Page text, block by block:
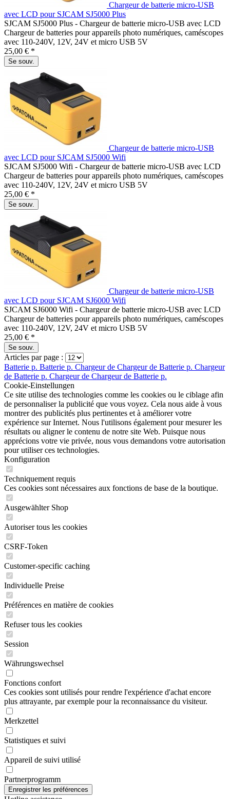
Chargeur de batterie micro-USB
avec LCD pour SJCAM SJ5000 Plus
SJCAM SJ5000 Plus - Chargeur de batterie micro-USB avec LCD
Chargeur de batteries pour appareils photo numériques, caméscopes
avec 110-240V, 12V, 24V et micro USB 5V
25,00 € *
Se souv.
Chargeur de batterie micro-USB
avec LCD pour SJCAM SJ5000 Wifi
SJCAM SJ5000 Wifi - Chargeur de batterie micro-USB avec LCD
Chargeur de batteries pour appareils photo numériques, caméscopes
avec 110-240V, 12V, 24V et micro USB 5V
25,00 € *
Se souv.
Chargeur de batterie micro-USB
avec LCD pour SJCAM SJ6000 Wifi
SJCAM SJ6000 Wifi - Chargeur de batterie micro-USB avec LCD
Chargeur de batteries pour appareils photo numériques, caméscopes
avec 110-240V, 12V, 24V et micro USB 5V
25,00 € *
Se souv.
Articles par page :
Batterie p. Batterie p. Chargeur de Chargeur de Batterie p. Chargeur
de Batterie p. Chargeur de Chargeur de Batterie p.
Cookie-Einstellungen
Ce site utilise des technologies comme les cookies ou le ciblage afin
de personnaliser la publicité que vous voyez. Cela nous aide à vous
montrer des publicités plus pertinentes et à améliorer votre
expérience sur Internet. Nous l'utilisons également pour mesurer les
résultats ou aligner le contenu de notre site Web. Puisque nous
apprécions votre vie privée, nous vous demandons votre autorisation
pour utiliser ces technologies.
Konfiguration
Techniquement requis
Ces cookies sont nécessaires aux fonctions de base de la boutique.
Ausgewählter Shop
Autoriser tous les cookies
CSRF-Token
Customer-specific caching
Individuelle Preise
Préférences en matière de cookies
Refuser tous les cookies
Session
Währungswechsel
Fonctions confort
Ces cookies sont utilisés pour rendre l'expérience d'achat encore
plus attrayante, par exemple pour la reconnaissance du visiteur.
Merkzettel
Statistiques et suivi
Appareil de suivi utilisé
Partnerprogramm